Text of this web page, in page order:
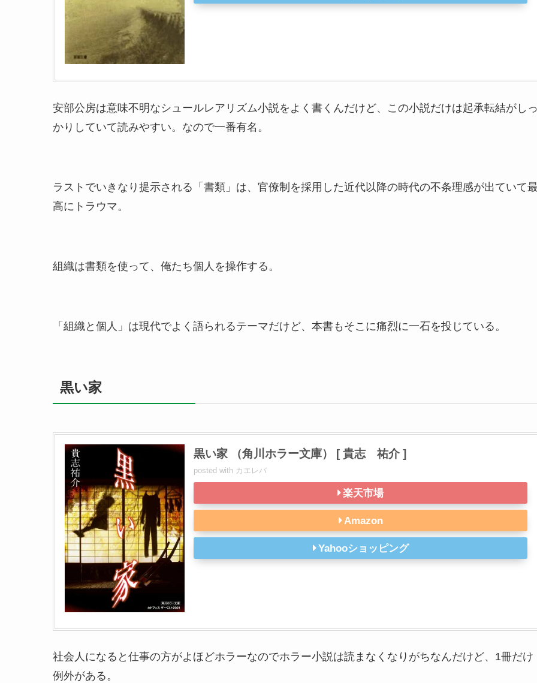
安部公房は意味不明なシュールレアリズム小説をよく書くんだけど、この小説だけは起承転結がし
かりしていて読みやすい。なので一番有名。
ラストでいきなり提示される「書類」は、官僚制を採用した近代以降の時代の不条理感が出ていて
高にトラウマ。
組織は書類を使って、俺たち個人を操作する。
「組織と個人」は現代でよく語られるテーマだけど、本書もそこに痛烈に一石を投じている。
黒い家
黒い家 （角川ホラー文庫） [ 貴志 祐介 ]
posted with カエレバ
楽天市場
Amazon
Yahooショッピング
社会人になると仕事の方がよほどホラーなのでホラー小説は読まなくなりがちなんだけど、1冊だけ
例外がある。